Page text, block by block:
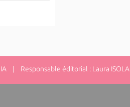
| Responsable éditorial : Laura ISOLA